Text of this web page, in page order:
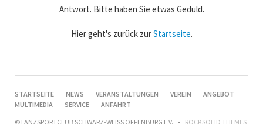
Antwort. Bitte haben Sie etwas Geduld.
Hier geht's zurück zurStartseite.
NAVIGATION
ÜBERSPRINGEN
STARTSEITE NEWS VERANSTALTUNGEN VEREIN
ANGEBOT
MULTIMEDIA
SERVICE
ANFAHRT
©TANZSPORTCLUB SCHWARZ-WEISS OFFENBURG E.V.
ROCKSOLID THEMES